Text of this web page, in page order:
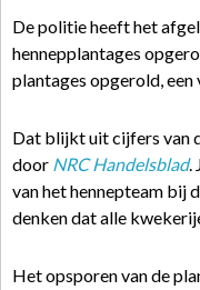
De politie heeft het
hennepplantages
plantages opgerold,
Dat blijkt uit cijfers van
door NRC Handelsblad.
van het hennepteam bij
denken dat alle
Het opsporen van de